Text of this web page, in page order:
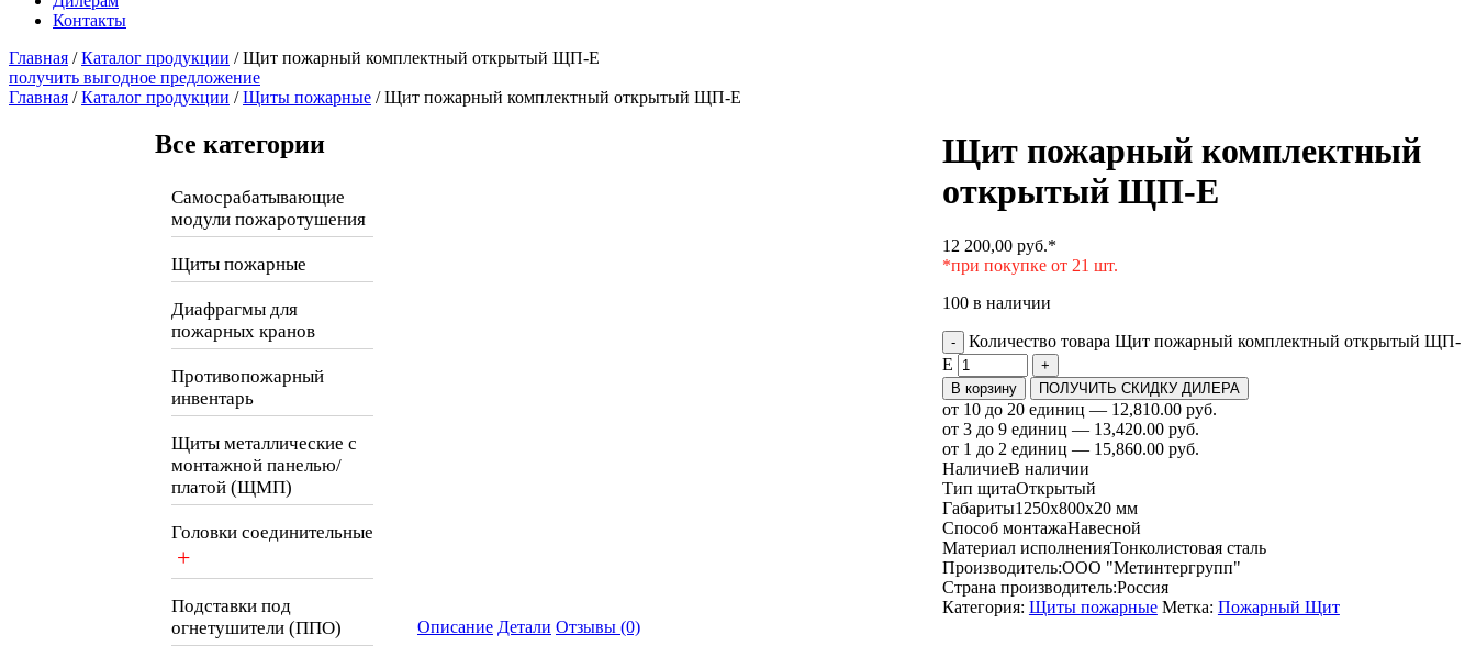
Контакты
Главная /Каталог продукции /Щит пожарный комплектный открытый ЩП-Е
получить выгодное предложение
Главная /Каталог продукции /Щиты пожарные / Щит пожарный комплектный открытый ЩП-Е
Все категории
Самосрабатывающие
модули пожаротушения
Щиты пожарные
Диафрагмы для
пожарных кранов
Противопожарный
инвентарь
Щиты металлические с
монтажной панелью/
платой (ЩМП)
Головки соединительные
+
Подставки под
огнетушители (ППО)
Щит пожарный комплектный
открытый ЩП-Е
12 200,00 руб.*
*при покупке от 21 шт.
100 в наличии
-
Количество товара Щит пожарный комплектный открытый ЩП-
Е
+
В корзину
ПОЛУЧИТЬ СКИДКУ ДИЛЕРА
от 10 до 20 единиц — 12,810.00 руб.
от 3 до 9 единиц — 13,420.00 руб.
от 1 до 2 единиц — 15,860.00 руб.
НаличиеВ наличии
Тип щитаОткрытый
Габариты1250x800x20 мм
Способ монтажаНавесной
Материал исполненияТонколистовая сталь
Производитель:ООО "Метинтергрупп"
Страна производитель:Россия
Категория: Щиты пожарные Метка: Пожарный Щит
Описание Детали Отзывы (0)